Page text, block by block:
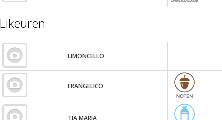
Likeuren
LIMONCELLO
FRANGELICO
TIA MARIA